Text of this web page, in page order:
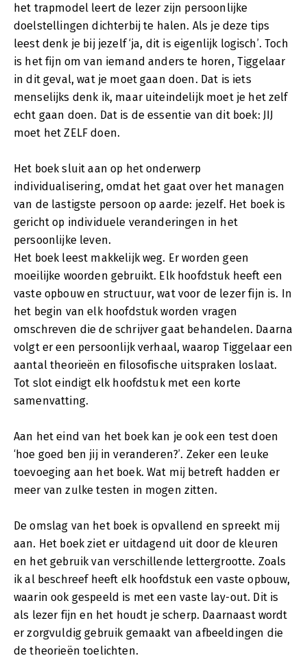
het trapmodel leert de lezer zijn persoonlijke
doelstellingen dichterbij te halen. Als je deze tips
leest denk je bij jezelf ‘ja, dit is eigenlijk logisch’. Toch
is het fijn om van iemand anders te horen, Tiggelaar
in dit geval, wat je moet gaan doen. Dat is iets
menselijks denk ik, maar uiteindelijk moet je het zelf
echt gaan doen. Dat is de essentie van dit boek: JIJ
moet het ZELF doen.
Het boek sluit aan op het onderwerp
individualisering, omdat het gaat over het managen
van de lastigste persoon op aarde: jezelf. Het boek is
gericht op individuele veranderingen in het
persoonlijke leven.
Het boek leest makkelijk weg. Er worden geen
moeilijke woorden gebruikt. Elk hoofdstuk heeft een
vaste opbouw en structuur, wat voor de lezer fijn is. In
het begin van elk hoofdstuk worden vragen
omschreven die de schrijver gaat behandelen. Daarna
volgt er een persoonlijk verhaal, waarop Tiggelaar een
aantal theorieën en filosofische uitspraken loslaat.
Tot slot eindigt elk hoofdstuk met een korte
samenvatting.
Aan het eind van het boek kan je ook een test doen
‘hoe goed ben jij in veranderen?’. Zeker een leuke
toevoeging aan het boek. Wat mij betreft hadden er
meer van zulke testen in mogen zitten.
De omslag van het boek is opvallend en spreekt mij
aan. Het boek ziet er uitdagend uit door de kleuren
en het gebruik van verschillende lettergrootte. Zoals
ik al beschreef heeft elk hoofdstuk een vaste opbouw,
waarin ook gespeeld is met een vaste lay-out. Dit is
als lezer fijn en het houdt je scherp. Daarnaast wordt
er zorgvuldig gebruik gemaakt van afbeeldingen die
de theorieën toelichten.